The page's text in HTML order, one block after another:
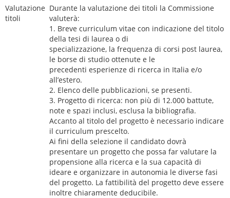
Valutazione
titoli
Durante la valutazione dei titoli la Commissione
valuterà:
1. Breve curriculum vitae con indicazione del titolo
della tesi di laurea o di
specializzazione, la frequenza di corsi post laurea,
le borse di studio ottenute e le
precedenti esperienze di ricerca in Italia e/o
all’estero.
2. Elenco delle pubblicazioni, se presenti.
3. Progetto di ricerca: non più di 12.000 battute,
note e spazi inclusi, esclusa la bibliografia.
Accanto al titolo del progetto è necessario indicare
il curriculum prescelto.
Ai fini della selezione il candidato dovrà
presentare un progetto che possa far valutare la
propensione alla ricerca e la sua capacità di
ideare e organizzare in autonomia le diverse fasi
del progetto. La fattibilità del progetto deve essere
inoltre chiaramente deducibile.